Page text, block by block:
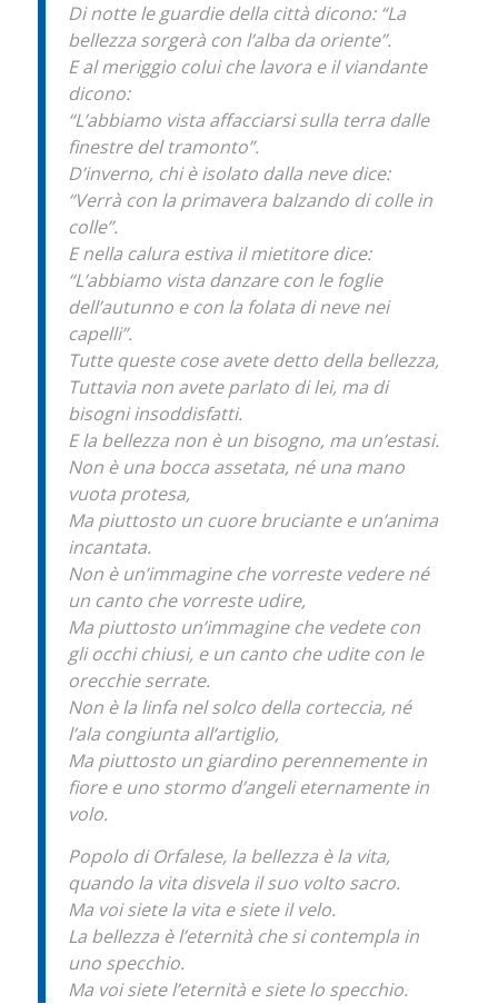
Di notte le guardie della città dicono: “La
bellezza sorgerà con l’alba da oriente”.
E al meriggio colui che lavora e il viandante
dicono:
“L’abbiamo vista affacciarsi sulla terra dalle
finestre del tramonto”.
D’inverno, chi è isolato dalla neve dice:
“Verrà con la primavera balzando di colle in
colle”.
E nella calura estiva il mietitore dice:
“L’abbiamo vista danzare con le foglie
dell’autunno e con la folata di neve nei
capelli”.
Tutte queste cose avete detto della bellezza,
Tuttavia non avete parlato di lei, ma di
bisogni insoddisfatti.
E la bellezza non è un bisogno, ma un’estasi.
Non è una bocca assetata, né una mano
vuota protesa,
Ma piuttosto un cuore bruciante e un’anima
incantata.
Non è un’immagine che vorreste vedere né
un canto che vorreste udire,
Ma piuttosto un’immagine che vedete con
gli occhi chiusi, e un canto che udite con le
orecchie serrate.
Non è la linfa nel solco della corteccia, né
l’ala congiunta all’artiglio,
Ma piuttosto un giardino perennemente in
fiore e uno stormo d’angeli eternamente in
volo.
Popolo di Orfalese, la bellezza è la vita,
quando la vita disvela il suo volto sacro.
Ma voi siete la vita e siete il velo.
La bellezza è l’eternità che si contempla in
uno specchio.
Ma voi siete l’eternità e siete lo specchio.